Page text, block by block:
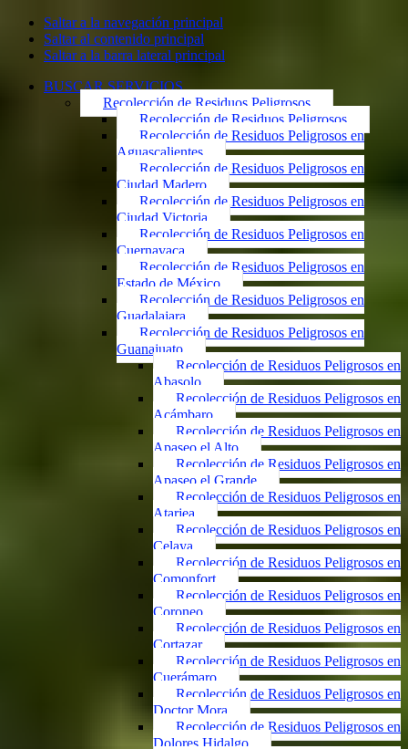
Saltar a la navegación principal
Saltar al contenido principal
Saltar a la barra lateral principal
BUSCAR SERVICIOS
Recolección de Residuos Peligrosos
Recolección de Residuos Peligrosos
Recolección de Residuos Peligrosos en
Aguascalientes
Recolección de Residuos Peligrosos en
Ciudad Madero
Recolección de Residuos Peligrosos en
Ciudad Victoria
Recolección de Residuos Peligrosos en
Cuernavaca
Recolección de Residuos Peligrosos en
Estado de México
Recolección de Residuos Peligrosos en
Guadalajara
Recolección de Residuos Peligrosos en
Guanajuato
Recolección de Residuos Peligrosos en
Abasolo
Recolección de Residuos Peligrosos en
Acámbaro
Recolección de Residuos Peligrosos en
Apaseo el Alto
Recolección de Residuos Peligrosos en
Apaseo el Grande
Recolección de Residuos Peligrosos en
Atarjea
Recolección de Residuos Peligrosos en
Celaya
Recolección de Residuos Peligrosos en
Comonfort
Recolección de Residuos Peligrosos en
Coroneo
Recolección de Residuos Peligrosos en
Cortazar
Recolección de Residuos Peligrosos en
Cuerámaro
Recolección de Residuos Peligrosos en
Doctor Mora
Recolección de Residuos Peligrosos en
Dolores Hidalgo